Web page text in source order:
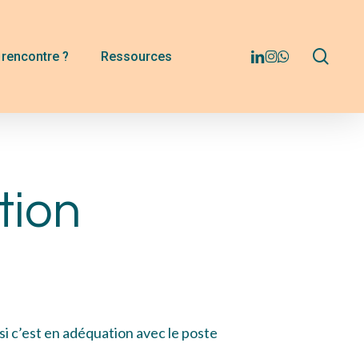
rencontre ? Ressources linkedin
instagram
whatsapp
c’est en adéquation avec le poste